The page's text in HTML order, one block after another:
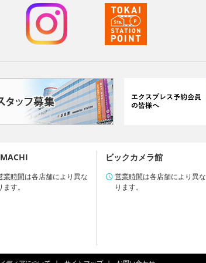
業時間は各店舗により異な
ます。
ビックカメラ館
営業時間は各店舗により異な
ります。